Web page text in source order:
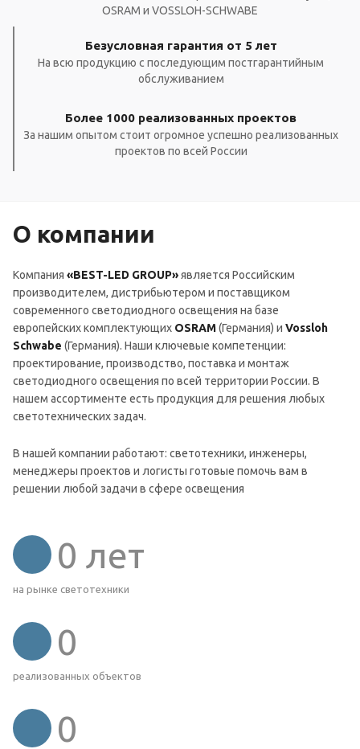
OSRAM и VOSSLOH-SCHWABE
Безусловная гарантия от 5 лет
На всю продукцию с последующим постгарантийным
обслуживанием
Более 1000 реализованных проектов
За нашим опытом стоит огромное успешно реализованных
проектов по всей России
О компании
Компания «BEST-LED GROUP»является Российским
производителем, дистрибьютером и поставщиком
современного светодиодного освещения на базе
европейских комплектующих OSRAM(Германия) и Vossloh
Schwabe (Германия). Наши ключевые компетенции:
проектирование, производство, поставка и монтаж
светодиодного освещения по всей территории России. В
нашем ассортименте есть продукция для решения любых
светотехнических задач.
В нашей компании работают: светотехники, инженеры,
менеджеры проектов и логисты готовые помочь вам в
решении любой задачи в сфере освещения
0 лет
на рынке светотехники
0
реализованных объектов
0